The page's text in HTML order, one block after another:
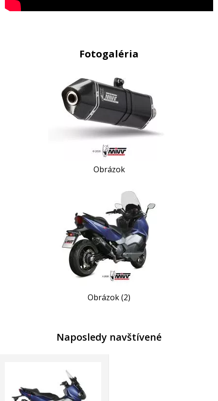
Fotogaléria
Obrázok
Obrázok (2)
Naposledy navštívené